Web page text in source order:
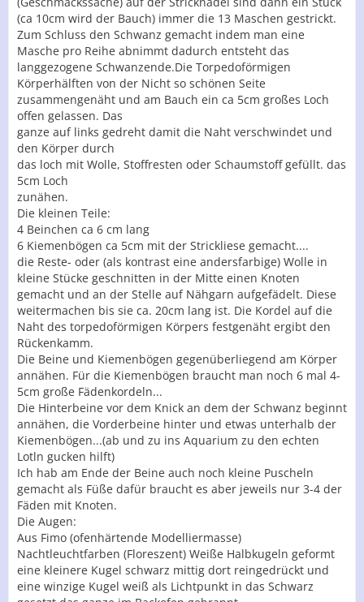
(ca 10cm wird der Bauch) immer die 13 Maschen gestrickt.
Zum Schluss den Schwanz gemacht indem man eine
Masche pro Reihe abnimmt dadurch entsteht das
langgezogene Schwanzende.Die Torpedoförmigen
Körperhälften von der Nicht so schönen Seite
zusammengenäht und am Bauch ein ca 5cm großes Loch
offen gelassen. Das
ganze auf links gedreht damit die Naht verschwindet und
den Körper durch
das loch mit Wolle, Stoffresten oder Schaumstoff gefüllt. das
5cm Loch
zunähen.
Die kleinen Teile:
4 Beinchen ca 6 cm lang
6 Kiemenbögen ca 5cm mit der Strickliese gemacht....
die Reste- oder (als kontrast eine andersfarbige) Wolle in
kleine Stücke geschnitten in der Mitte einen Knoten
gemacht und an der Stelle auf Nähgarn aufgefädelt. Diese
weitermachen bis sie ca. 20cm lang ist. Die Kordel auf die
Naht des torpedoförmigen Körpers festgenäht ergibt den
Rückenkamm.
Die Beine und Kiemenbögen gegenüberliegend am Körper
annähen. Für die Kiemenbögen braucht man noch 6 mal 4-
5cm große Fädenkordeln...
Die Hinterbeine vor dem Knick an dem der Schwanz beginnt
annähen, die Vorderbeine hinter und etwas unterhalb der
Kiemenbögen...(ab und zu ins Aquarium zu den echten
Lotln gucken hilft)
Ich hab am Ende der Beine auch noch kleine Puscheln
gemacht als Füße dafür braucht es aber jeweils nur 3-4 der
Fäden mit Knoten.
Die Augen:
Aus Fimo (ofenhärtende Modelliermasse)
Nachtleuchtfarben (Floreszent) Weiße Halbkugeln geformt
eine kleinere Kugel schwarz mittig dort reingedrückt und
eine winzige Kugel weiß als Lichtpunkt in das Schwarz